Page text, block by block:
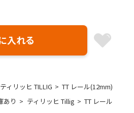
ティリッヒ TILLIG
TT レール(12mm)
あり ティリッヒ Tillig TT レール